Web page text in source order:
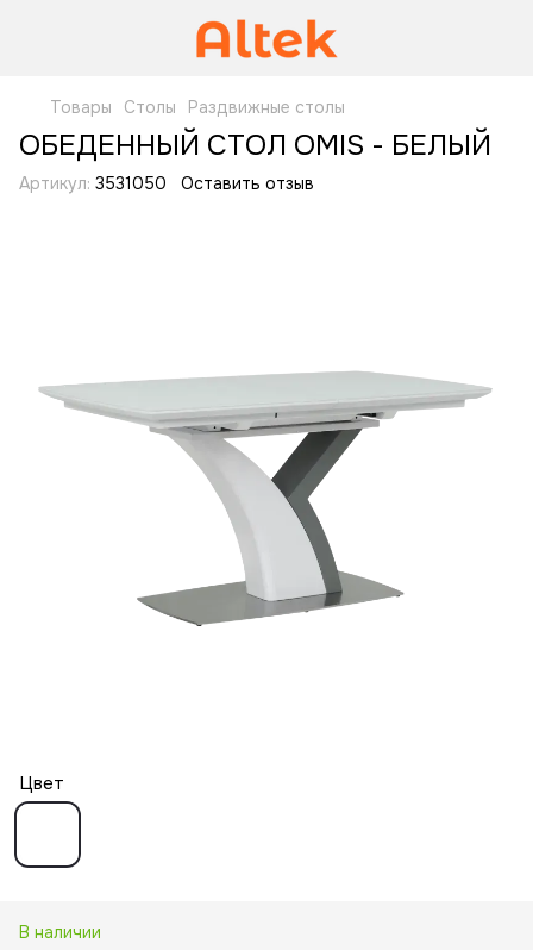
Товары Столы Раздвижные столы
ОБЕДЕННЫЙ СТОЛ OMIS - БЕЛЫЙ
Артикул: 3531050 Оставить отзыв
Цвет
В наличии